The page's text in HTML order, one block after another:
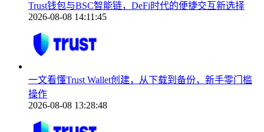
Trust钱包与BSC智能链，DeFi时代的便捷交互新选择
2026-08-08 14:11:45
一文看懂Trust Wallet创建，从下载到备份，新手零门槛
操作
2026-08-08 13:28:48